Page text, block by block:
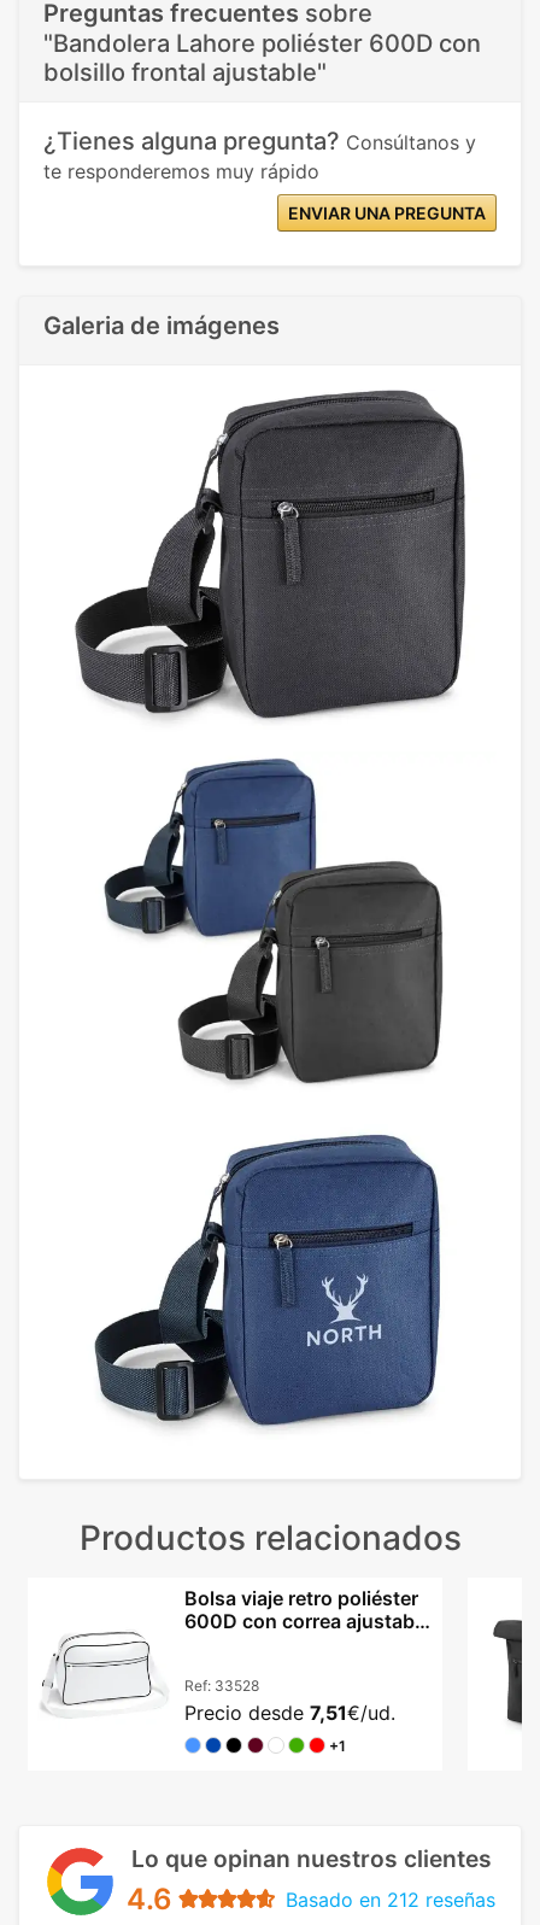
Preguntas frecuentes sobre
"Bandolera Lahore poliéster 600D con
bolsillo frontal ajustable"
¿Tienes alguna pregunta? Consúltanos y
te responderemos muy rápido
ENVIAR UNA PREGUNTA
Galeria de imágenes
Productos relacionados
Bolsa viaje retro poliéster
600D con correa ajustable
Ref: 33528
Precio desde 7,51€/ud.
+1
Lo que opinan nuestros clientes
4.6 Basado en 212 reseñas